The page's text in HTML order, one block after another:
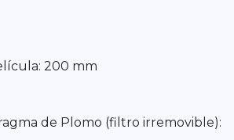
200 mm
de Plomo (filtro irremovible):